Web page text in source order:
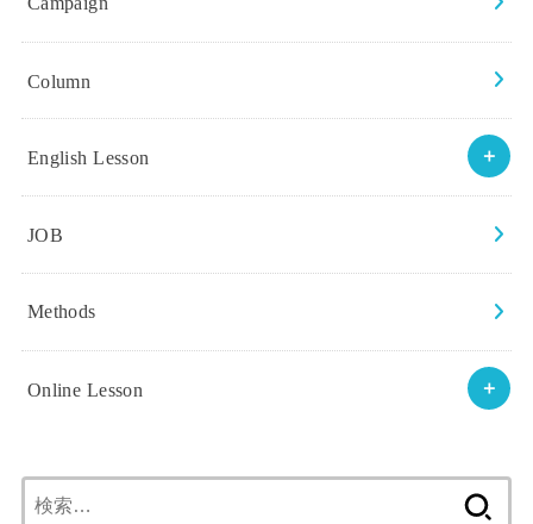
Column
English Lesson
JOB
Methods
Online Lesson